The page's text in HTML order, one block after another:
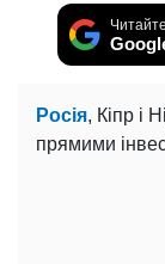
Росія, Кіпр і
прямими